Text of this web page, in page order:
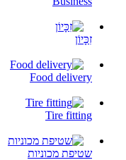
זִכָּיוֹן
Food delivery
Tire fitting
שטיפת מכוניות